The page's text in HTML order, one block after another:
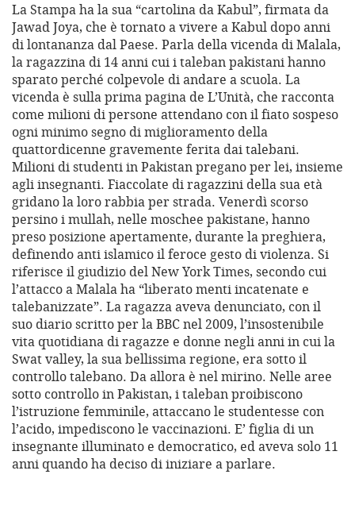
La Stampa ha la sua “cartolina da Kabul”, firmata da
Jawad Joya, che è tornato a vivere a Kabul dopo anni
di lontananza dal Paese. Parla della vicenda di Malala,
la ragazzina di 14 anni cui i taleban pakistani hanno
sparato perché colpevole di andare a scuola. La
vicenda è sulla prima pagina de L’Unità, che racconta
come milioni di persone attendano con il fiato sospeso
ogni minimo segno di miglioramento della
quattordicenne gravemente ferita dai talebani.
Milioni di studenti in Pakistan pregano per lei, insieme
agli insegnanti. Fiaccolate di ragazzini della sua età
gridano la loro rabbia per strada. Venerdì scorso
persino i mullah, nelle moschee pakistane, hanno
preso posizione apertamente, durante la preghiera,
definendo anti islamico il feroce gesto di violenza. Si
riferisce il giudizio del New York Times, secondo cui
l’attacco a Malala ha “liberato menti incatenate e
talebanizzate”. La ragazza aveva denunciato, con il
suo diario scritto per la BBC nel 2009, l’insostenibile
vita quotidiana di ragazze e donne negli anni in cui la
Swat valley, la sua bellissima regione, era sotto il
controllo talebano. Da allora è nel mirino. Nelle aree
sotto controllo in Pakistan, i taleban proibiscono
l’istruzione femminile, attaccano le studentesse con
l’acido, impediscono le vaccinazioni. E’ figlia di un
insegnante illuminato e democratico, ed aveva solo 11
anni quando ha deciso di iniziare a parlare.